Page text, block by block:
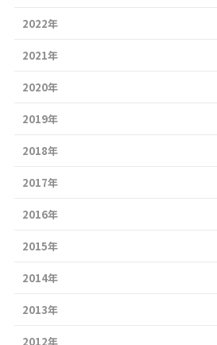
2022年
2021年
2020年
2019年
2018年
2017年
2016年
2015年
2014年
2013年
2012年